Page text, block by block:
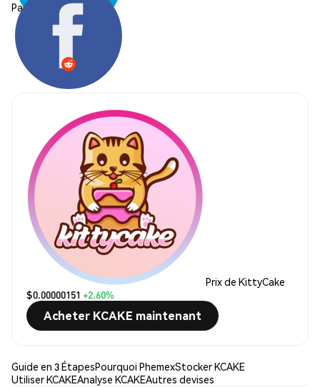
Partager:
Prix de KittyCake
$0.00000151 +2.60%
Acheter KCAKE maintenant
Guide en 3 ÉtapesPourquoi PhemexStocker KCAKE
Utiliser KCAKEAnalyse KCAKEAutres devises